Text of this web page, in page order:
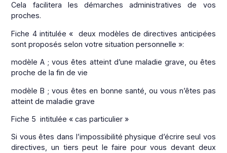
Cela facilitera les démarches administratives de vos
proches.
Fiche 4 intitulée « deux modèles de directives anticipées
sont proposés selon votre situation personnelle »:
modèle A ; vous êtes atteint d’une maladie grave, ou êtes
proche de la fin de vie
modèle B ; vous êtes en bonne santé, ou vous n’êtes pas
atteint de maladie grave
Fiche 5 intitulée « cas particulier »
Si vous êtes dans l’impossibilité physique d’écrire seul vos
directives, un tiers peut le faire pour vous devant deux